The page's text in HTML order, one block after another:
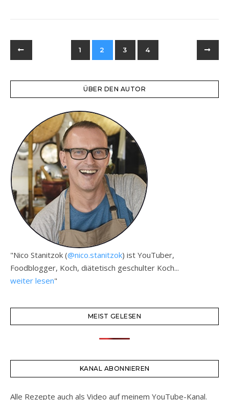
1 2 3 4
ÜBER DEN AUTOR
"Nico Stanitzok (@nico.stanitzok) ist YouTuber,
Foodblogger, Koch, diätetisch geschulter Koch...
weiter lesen"
MEIST GELESEN
KANAL ABONNIEREN
Alle Rezepte auch als Video auf meinem YouTube-Kanal.